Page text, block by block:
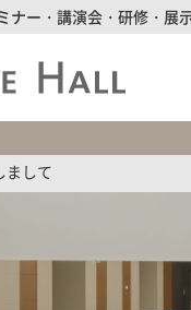
ー・講演会・研修・展
ラ
コ
ー
ル
まして